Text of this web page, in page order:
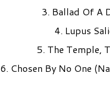
3. Ballad Of A
4. Lupus
5. The Temple,
6. Chosen By No One